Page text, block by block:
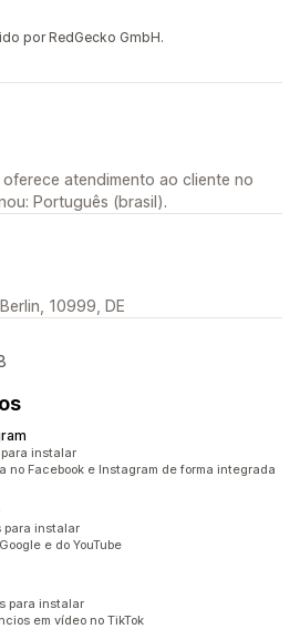
por RedGecko GmbH.
atendimento ao cliente no
Português (brasil).
10999, DE
instalar
no Facebook e Instagram de forma integrada
para instalar
e do YouTube
todo
para instalar
em vídeo no TikTok